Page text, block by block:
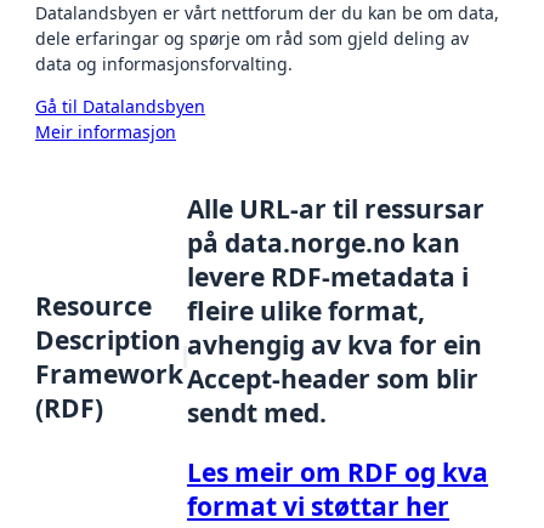
Datalandsbyen er vårt nettforum der du kan be om data,
dele erfaringar og spørje om råd som gjeld deling av
data og informasjonsforvalting.
Gå til Datalandsbyen
Meir informasjon
Resource
Description
Framework
(RDF)
Alle URL-ar til ressursar
på data.norge.no kan
levere RDF-metadata i
fleire ulike format,
avhengig av kva for ein
Accept-header som blir
sendt med.
Les meir om RDF og kva
format vi støttar her